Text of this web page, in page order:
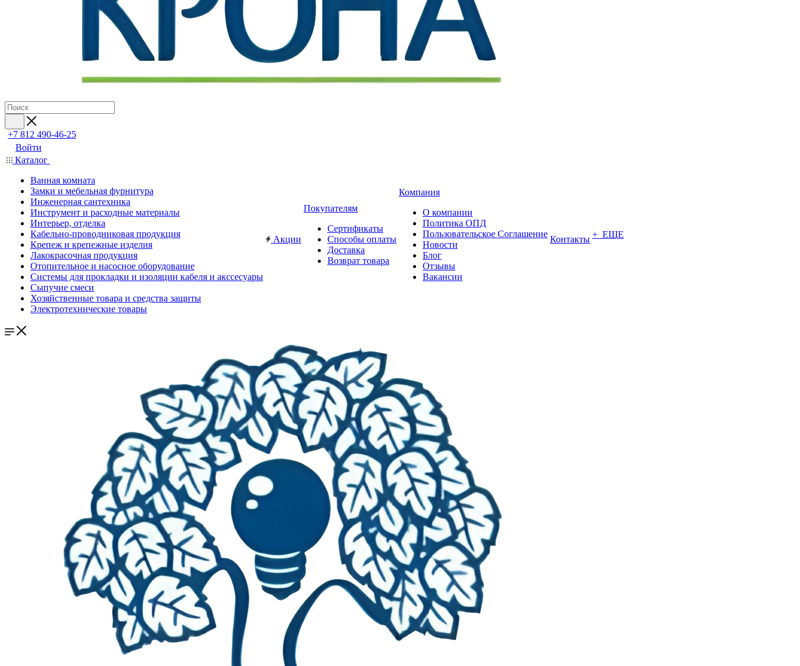
+7 812 490-46-25
Войти
Каталог
Ванная комната
Замки и мебельная фурнитура
Инженерная сантехника
Инструмент и расходные материалы
Интерьер, отделка
Кабельно-проводниковая продукция
Крепеж и крепежные изделия
Лакокрасочная продукция
Отопительное и насосное оборудование
Системы для прокладки и изоляции кабеля и акссесуары
Сыпучие смеси
Хозяйственные товара и средства защиты
Электротехнические товары
Акции
Покупателям
Сертификаты
Способы оплаты
Доставка
Возврат товара
Компания
О компании
Политика ОПД
Пользовательское Соглашение
Новости
Блог
Отзывы
Вакансии
Контакты + ЕЩЕ